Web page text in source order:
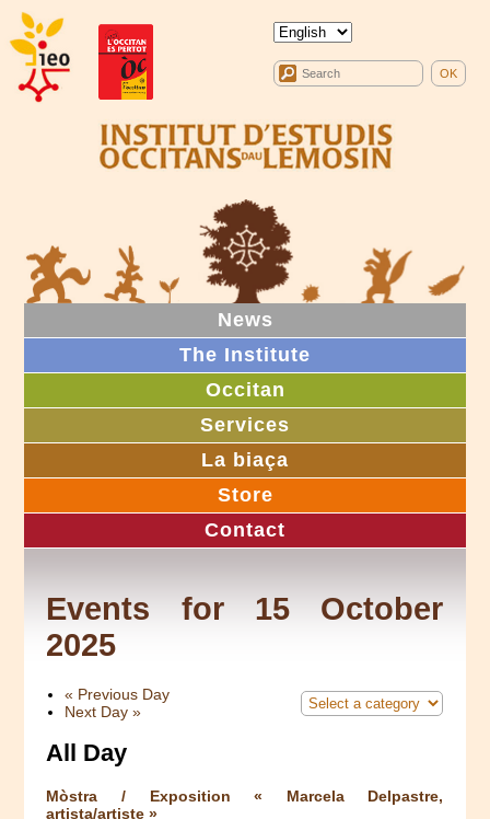
News
The Institute
Occitan
Services
La biaça
Store
Contact
Events for 15 October
2025
« Previous Day
Next Day»
All Day
Mòstra / Exposition « Marcela Delpastre,
artista/artiste »